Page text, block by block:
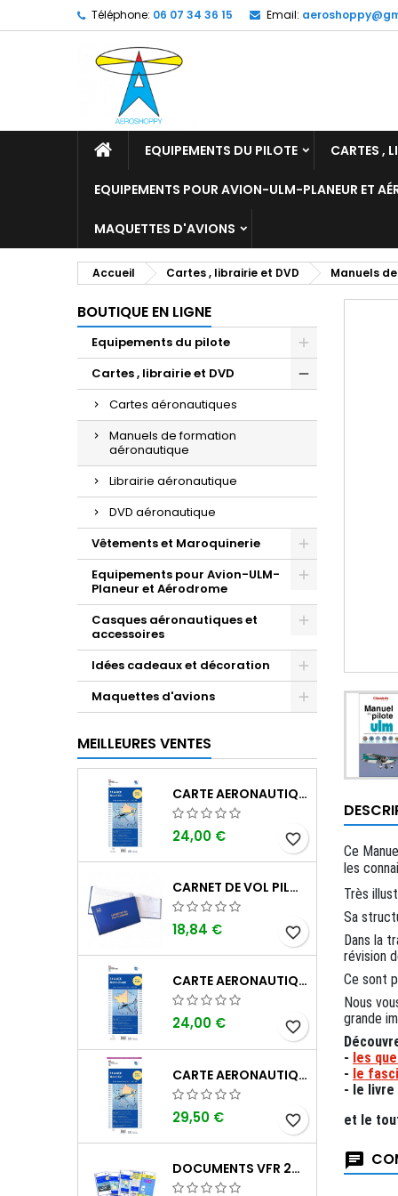
Téléphone: 06 07 34 36 15 Email:
EQUIPEMENTS DU PILOTE CARTES ,
EQUIPEMENTS POUR AVION-ULM-PLANEUR ET
MAQUETTES D'AVIONS
Accueil Cartes , librairie et DVD Manuels
BOUTIQUE EN LIGNE
Equipements du pilote
Cartes , librairie et DVD
Cartes aéronautiques
Manuels de formation
aéronautique
Librairie aéronautique
DVD aéronautique
Vêtements et Maroquinerie
Equipements pour Avion-ULM-
Planeur et Aérodrome
Casques aéronautiques et
accessoires
Idées cadeaux et décoration
Maquettes d'avions
MEILLEURES VENTES
CARTE AERONAUTIQUE OACI SIA FRANCE NORD EST 2026 AU 1/500 000
24,00 € favorite_border
CARNET DE VOL PILOTE EASA "AVIONS/HÉLICOPTÈRES" DGAC
18,84 € favorite_border
CARTE AERONAUTIQUE OACI SIA FRANCE NORD OUEST 2026 AU 1/500 000
24,00 € favorite_border
CARTE AERONAUTIQUE OACI SIA FRANCE NORD EST 2026 PLASTIFIÉE AU 1/500 000
29,50 € favorite_border
DOCUMENTS VFR 2026 SIA EDITION 1
Ce
les
Très
Sa
Dans la
révision
Ce sont
Nous
grande
- les
- le
- le livre
et le